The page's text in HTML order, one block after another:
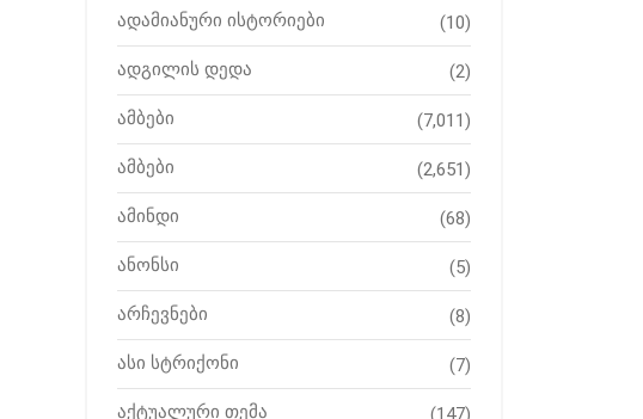
ადამიანური ისტორიები (10)
ადგილის დედა (2)
ამბები (7,011)
ამბები (2,651)
ამინდი (68)
ანონსი (5)
არჩევნები (8)
ასი სტრიქონი (7)
აქტუალური თემა (147)